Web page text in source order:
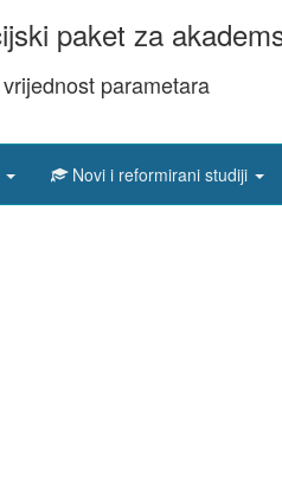
paket za
parametara
Novi i reformirani studiji